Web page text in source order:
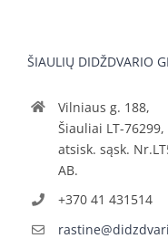
ŠIAULIŲ DIDŽDVARIO
Vilniaus g. 188,
Šiauliai LT-76299,
atsisk. sąsk.
AB.
+370 41 431514